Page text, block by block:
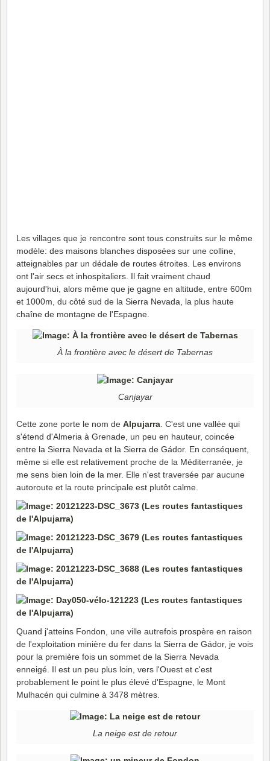
Les villages que je rencontre sont tous construits sur le même
modèle: des maisons blanches disposées sur une colline,
atteignables par un dédale de routes étroites. Les environs
ont l'air secs et inhospitaliers. Il fait vraiment chaud
aujourd'hui, alors même que je gagne en altitude, entre 600m
et 1000m, du côté sud de la Sierra Nevada, la plus haute
chaîne de montagne de l'Espagne.
À la frontière avec le désert de Tabernas
Canjayar
Cette zone porte le nom de Alpujarra. C'est une vallée qui
s'étend d'Almeria à Grenade, un peu en hauteur, coincée
entre la Sierra Nevada et la Sierra de Gádor. En conséquent,
même si elle est relativement proche de la Méditerranée, je
me sens bien loin de la mer. Elle n'est traversée par aucune
autoroute et la route principale est plutôt calme.
Quand j'atteins Fondon, une ville autrefois prospère en raison
de l'exploitation minière du fer dans la Sierra de Gádor, je vois
pour la première fois un sommet de la Sierra Nevada
enneigé. Il est un peu plus loin, vers l'Ouest et c'est
probablement le point le plus élevé d'Espagne, le Mont
Mulhacén qui culmine à 3478 mètres.
La neige est de retour